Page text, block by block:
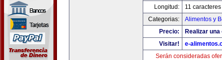
Longitud:
11 caracteres
Categorias:
Alimentos y
Precio:
Realizar
Visitar!
e-
Serán consideradas